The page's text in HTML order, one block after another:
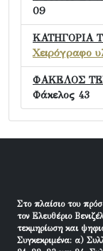
09
ΚΑΤΗΓΟΡΙΑ
Χειρόγραφο
ΦΑΚΕΛΟΣ
Φάκελος 43
Στο πλαίσιο του
τον Ελευθέριο
τεκμηρίωση και
Συγκεκριμένα: α)